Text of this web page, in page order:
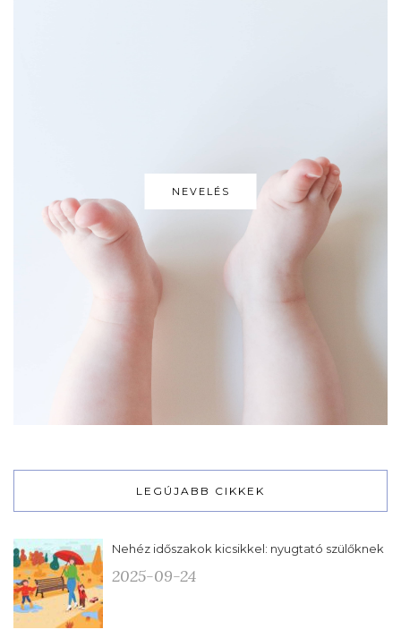
NEVELÉS
LEGÚJABB CIKKEK
Nehéz időszakok kicsikkel: nyugtató szülőknek
2025-09-24